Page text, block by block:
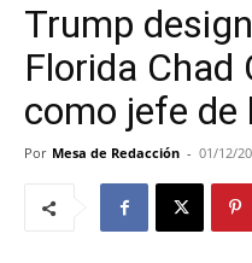
Trump
Florida Chad
como jefe de
Por Mesa de Redacción - 01/12/